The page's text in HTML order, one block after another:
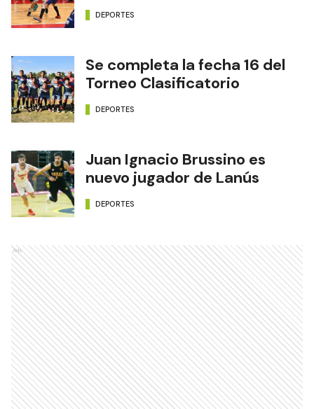
DEPORTES
Se completa la fecha 16 del
Torneo Clasificatorio
DEPORTES
Juan Ignacio Brussino es
nuevo jugador de Lanús
DEPORTES
Ads